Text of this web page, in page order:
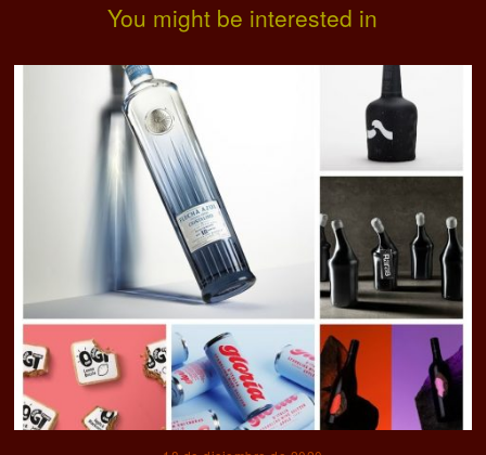
You might be interested in